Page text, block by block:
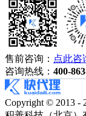
售前咨询： 点此咨
咨询热线： 400-
Copyright © 2013 -